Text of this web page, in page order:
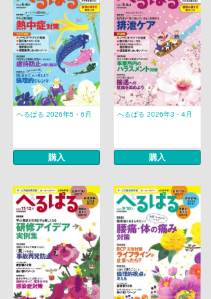
へるぱる 2026年5・6月
購入
へるぱる 2026年3・4月
購入